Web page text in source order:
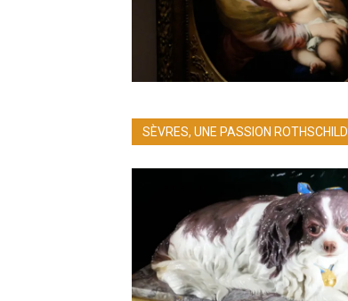
SÈVRES, UNE PASSION ROTHSCHILD